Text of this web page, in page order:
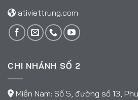
ativiettrung.com
CHI NHÁNH SỐ 2
Miền Nam: Số 5, đường số 13,